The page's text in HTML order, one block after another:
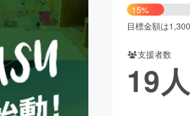
アニメ・漫画
ビューティー・ヘルスケア
15%
目標金額は
支援者数
19人